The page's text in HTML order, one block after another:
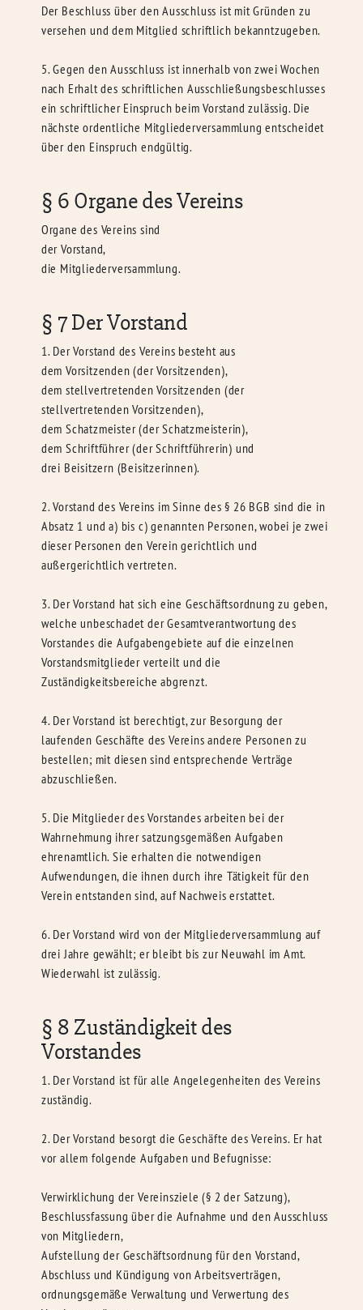
Der Beschluss über den Ausschluss ist mit Gründen zu
versehen und dem Mitglied schriftlich bekanntzugeben.
5. Gegen den Ausschluss ist innerhalb von zwei Wochen
nach Erhalt des schriftlichen Ausschließungsbeschlusses
ein schriftlicher Einspruch beim Vorstand zulässig. Die
nächste ordentliche Mitgliederversammlung entscheidet
über den Einspruch endgültig.
§ 6 Organe des Vereins
Organe des Vereins sind
der Vorstand,
die Mitgliederversammlung.
§ 7 Der Vorstand
1. Der Vorstand des Vereins besteht aus
dem Vorsitzenden (der Vorsitzenden),
dem stellvertretenden Vorsitzenden (der
stellvertretenden Vorsitzenden),
dem Schatzmeister (der Schatzmeisterin),
dem Schriftführer (der Schriftführerin) und
drei Beisitzern (Beisitzerinnen).
2. Vorstand des Vereins im Sinne des § 26 BGB sind die in
Absatz 1 und a) bis c) genannten Personen, wobei je zwei
dieser Personen den Verein gerichtlich und
außergerichtlich vertreten.
3. Der Vorstand hat sich eine Geschäftsordnung zu geben,
welche unbeschadet der Gesamtverantwortung des
Vorstandes die Aufgabengebiete auf die einzelnen
Vorstandsmitglieder verteilt und die
Zuständigkeitsbereiche abgrenzt.
4. Der Vorstand ist berechtigt, zur Besorgung der
laufenden Geschäfte des Vereins andere Personen zu
bestellen; mit diesen sind entsprechende Verträge
abzuschließen.
5. Die Mitglieder des Vorstandes arbeiten bei der
Wahrnehmung ihrer satzungsgemäßen Aufgaben
ehrenamtlich. Sie erhalten die notwendigen
Aufwendungen, die ihnen durch ihre Tätigkeit für den
Verein entstanden sind, auf Nachweis erstattet.
6. Der Vorstand wird von der Mitgliederversammlung auf
drei Jahre gewählt; er bleibt bis zur Neuwahl im Amt.
Wiederwahl ist zulässig.
§ 8 Zuständigkeit des
Vorstandes
1. Der Vorstand ist für alle Angelegenheiten des Vereins
zuständig.
2. Der Vorstand besorgt die Geschäfte des Vereins. Er hat
vor allem folgende Aufgaben und Befugnisse:
Verwirklichung der Vereinsziele (§ 2 der Satzung),
Beschlussfassung über die Aufnahme und den Ausschluss
von Mitgliedern,
Aufstellung der Geschäftsordnung für den Vorstand,
Abschluss und Kündigung von Arbeitsverträgen,
ordnungsgemäße Verwaltung und Verwertung des